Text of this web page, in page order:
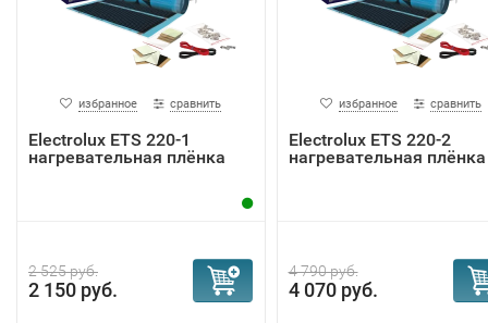
избранное сравнить
Electrolux ETS 220-1
нагревательная плёнка
2 525 руб.
2 150 руб.
избранное сравнить
Electrolux ETS 220-2
нагревательная плёнка
4 790 руб.
4 070 руб.